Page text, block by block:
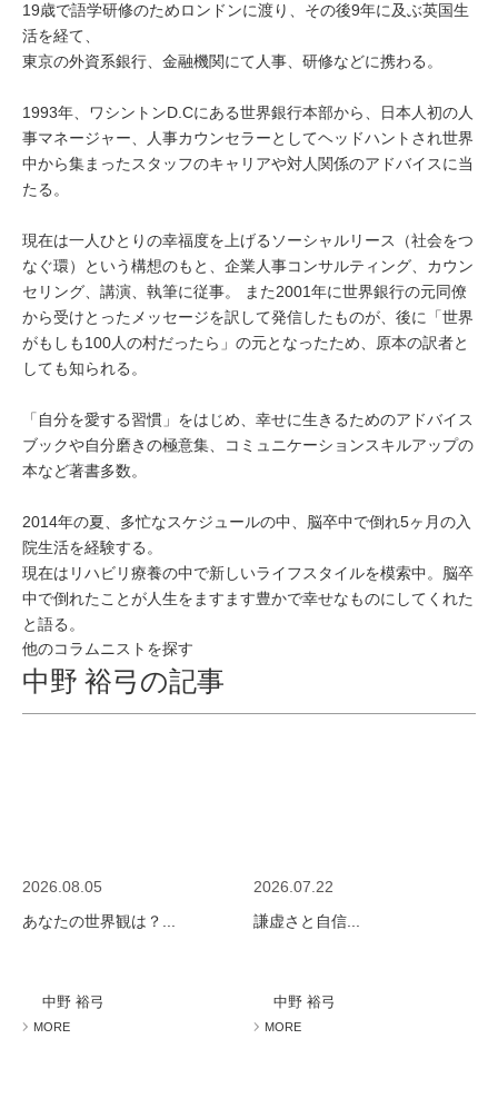
19歳で語学研修のためロンドンに渡り、その後9年に及ぶ英国生
活を経て、
東京の外資系銀行、金融機関にて人事、研修などに携わる。
1993年、ワシントンD.Cにある世界銀行本部から、日本人初の人
事マネージャー、人事カウンセラーとしてヘッドハントされ世界
中から集まったスタッフのキャリアや対人関係のアドバイスに当
たる。
現在は一人ひとりの幸福度を上げるソーシャルリース（社会をつ
なぐ環）という構想のもと、企業人事コンサルティング、カウン
セリング、講演、執筆に従事。 また2001年に世界銀行の元同僚
から受けとったメッセージを訳して発信したものが、後に「世界
がもしも100人の村だったら」の元となったため、原本の訳者と
しても知られる。
「自分を愛する習慣」をはじめ、幸せに生きるためのアドバイス
ブックや自分磨きの極意集、コミュニケーションスキルアップの
本など著書多数。
2014年の夏、多忙なスケジュールの中、脳卒中で倒れ5ヶ月の入
院生活を経験する。
現在はリハビリ療養の中で新しいライフスタイルを模索中。脳卒
中で倒れたことが人生をますます豊かで幸せなものにしてくれた
と語る。
他のコラムニストを探す
中野 裕弓の記事
2026.08.05
あなたの世界観は？...
中野 裕弓
MORE
2026.07.22
謙虚さと自信...
中野 裕弓
MORE